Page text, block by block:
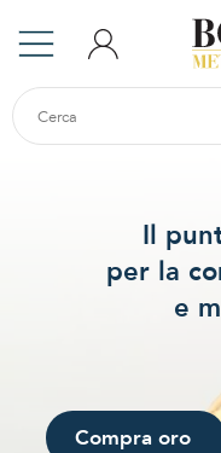
Il
per la
e
Compra oro